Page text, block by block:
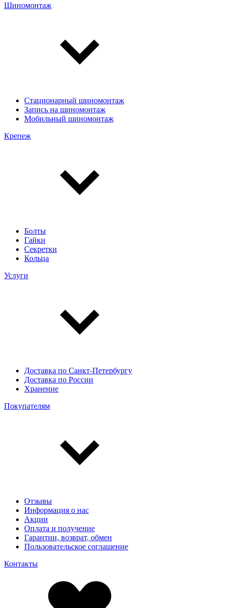
Шиномонтаж
Стационарный шиномонтаж
Запись на шиномонтаж
Мобильный шиномонтаж
Крепеж
Болты
Гайки
Секретки
Кольца
Услуги
Доставка по Санкт-Петербургу
Доставка по России
Хранение
Покупателям
Отзывы
Информация о нас
Акции
Оплата и получение
Гарантии, возврат, обмен
Пользовательское соглашение
Контакты